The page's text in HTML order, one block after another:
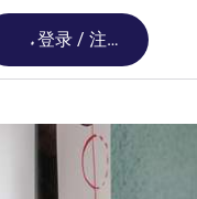
Loading...
登录 / 注册